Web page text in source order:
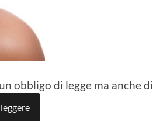
obbligo di legge ma anche di